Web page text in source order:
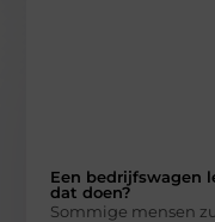
Een bedrijfswagen
dat doen?
Sommige mensen